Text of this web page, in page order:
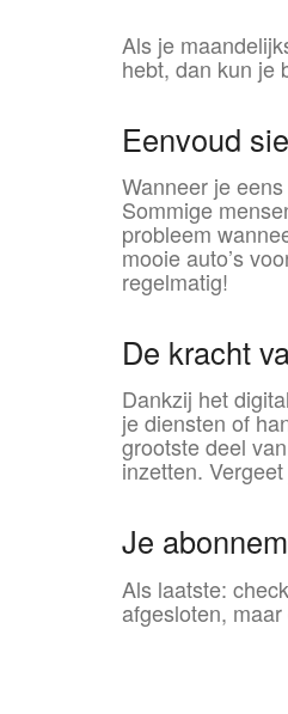
Als je
hebt, dan kun je
Eenvoud
Wanneer je
Sommige
probleem
mooie auto’s
regelmatig!
De kracht
Dankzij het
je diensten of
grootste deel
inzetten.
Je
Als laatste:
afgesloten,